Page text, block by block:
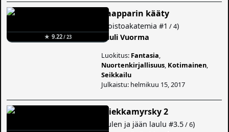
★ 9.22/ 23
Caapparin kääty
Roistoakatemia #1 / 4)
Tuuli Vuorma
Luokitus: Fantasia
Nuortenkirjallisuus Kotimainen
Seikkailu
Julkaistu: helmikuu 15, 2017
Miekkamyrsky 2
Tulen ja jään laulu #3.5/ 6)